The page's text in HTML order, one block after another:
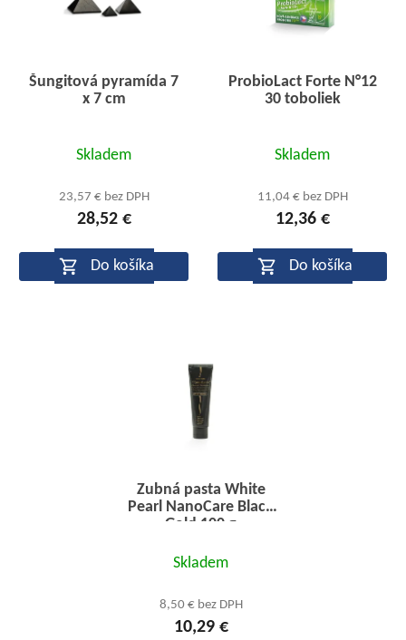
Šungitová pyramída 7
x 7 cm
Skladem
23,57 € bez DPH
28,52 €
Do košíka
ProbioLact Forte N°12
30 toboliek
produktu
je
4,5
Skladem
11,04 € bez DPH
12,36 €
Do košíka
Zubná pasta White
Pearl NanoCare Black
Gold 100 g
produktu
je
Skladem
8,50 € bez DPH
10,29 €